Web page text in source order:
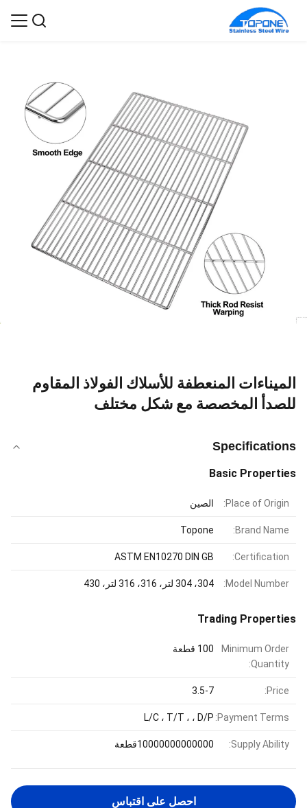
الميناءات المنعطفة للأسلاك الفولاذ المقاوم
للصدأ المخصصة مع شكل مختلف
Specifications
Basic Properties
Place of Origin: الصين
Brand Name:
Topone
Certification:
ASTM EN10270 DIN GB
Model Number: 304، 304 لتر، 316، 316 لتر، 430
Trading Properties
Minimum Order
Quantity:
100 قطعة
Price:
3.5-7
Payment Terms: L/C ، T/T ، ، D/P
Supply Ability: 10000000000000قطعة
احصل على اقتباس